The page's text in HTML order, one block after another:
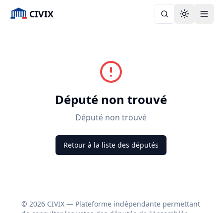
CIVIX Toggle
Député non trouvé
Député non trouvé
Retour à la liste des députés
© 2026 CIVIX — Plateforme indépendante permettant